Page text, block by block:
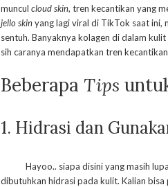
muncul cloud skin, tren kecantikan yang
jello skinyang lagi viral di TikTok saat ini,
sentuh. Banyaknya kolagen di dalam
sih caranya mendapatkan tren
Beberapa Tips
1. Hidrasi dan
Hayoo.. siapa disini yang masih lupa
dibutuhkan hidrasi pada kulit. Kalian